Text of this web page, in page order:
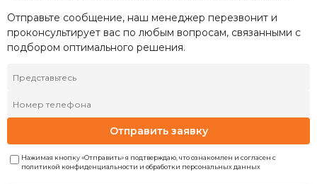
Отправьте сообщение, наш менеджер перезвонит и
проконсультирует вас по любым вопросам, связанными с
подбором оптимального решения.
Отправить заявку
Нажимая кнопку «Отправить» я подтверждаю, что ознакомлен и согласен с
политикой конфиденциальности и обработки персональных данных